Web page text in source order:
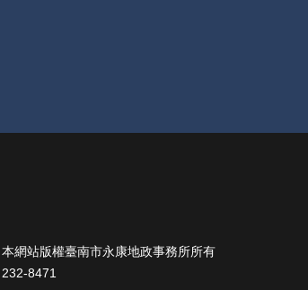
網站版權臺南市永康地政事務所所有
232-8471